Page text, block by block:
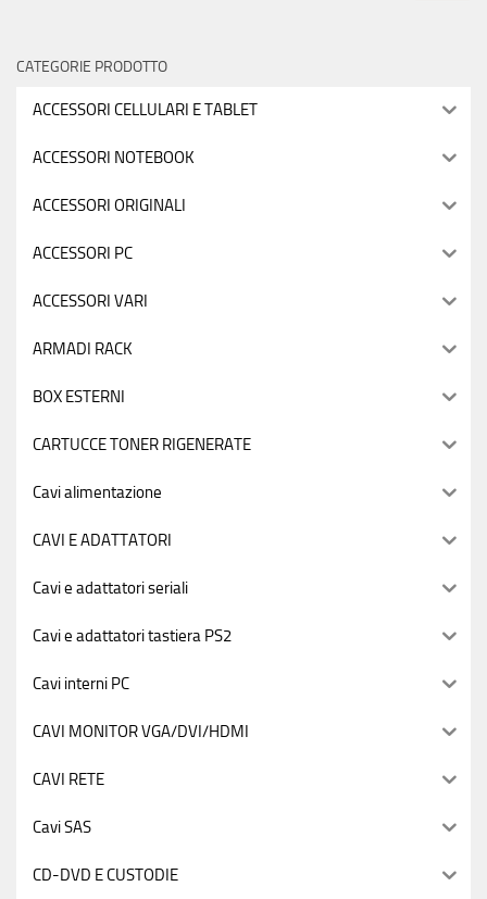
CATEGORIE PRODOTTO
ACCESSORI CELLULARI E TABLET
ACCESSORI NOTEBOOK
ACCESSORI ORIGINALI
ACCESSORI PC
ACCESSORI VARI
ARMADI RACK
BOX ESTERNI
CARTUCCE TONER RIGENERATE
Cavi alimentazione
CAVI E ADATTATORI
Cavi e adattatori seriali
Cavi e adattatori tastiera PS2
Cavi interni PC
CAVI MONITOR VGA/DVI/HDMI
CAVI RETE
Cavi SAS
CD-DVD E CUSTODIE